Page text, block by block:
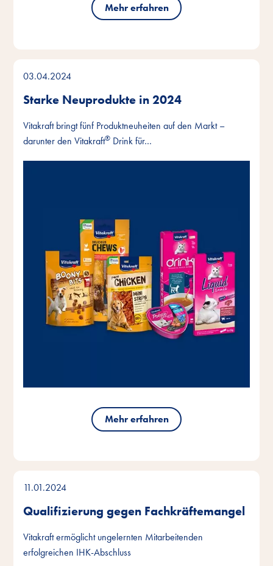
Mehr erfahren
03.04.2024
Starke Neuprodukte in 2024
Vitakraft bringt fünf Produktneuheiten auf den Markt –
darunter den Vitakraft® Drink für…
Mehr erfahren
11.01.2024
Qualifizierung gegen Fachkräftemangel
Vitakraft ermöglicht ungelernten Mitarbeitenden
erfolgreichen IHK-Abschluss